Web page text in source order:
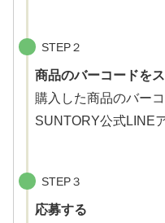
STEP２
商品のバーコードを
購入した商品のバー
SUNTORY公式LINE
STEP３
応募する